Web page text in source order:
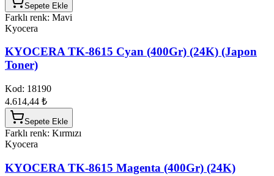
Sepete Ekle
Farklı renk: Mavi
Kyocera
KYOCERA TK-8615 Cyan (400Gr) (24K) (Japon
Toner)
Kod: 18190
4.614,44 ₺
Sepete Ekle
Farklı renk: Kırmızı
Kyocera
KYOCERA TK-8615 Magenta (400Gr) (24K)